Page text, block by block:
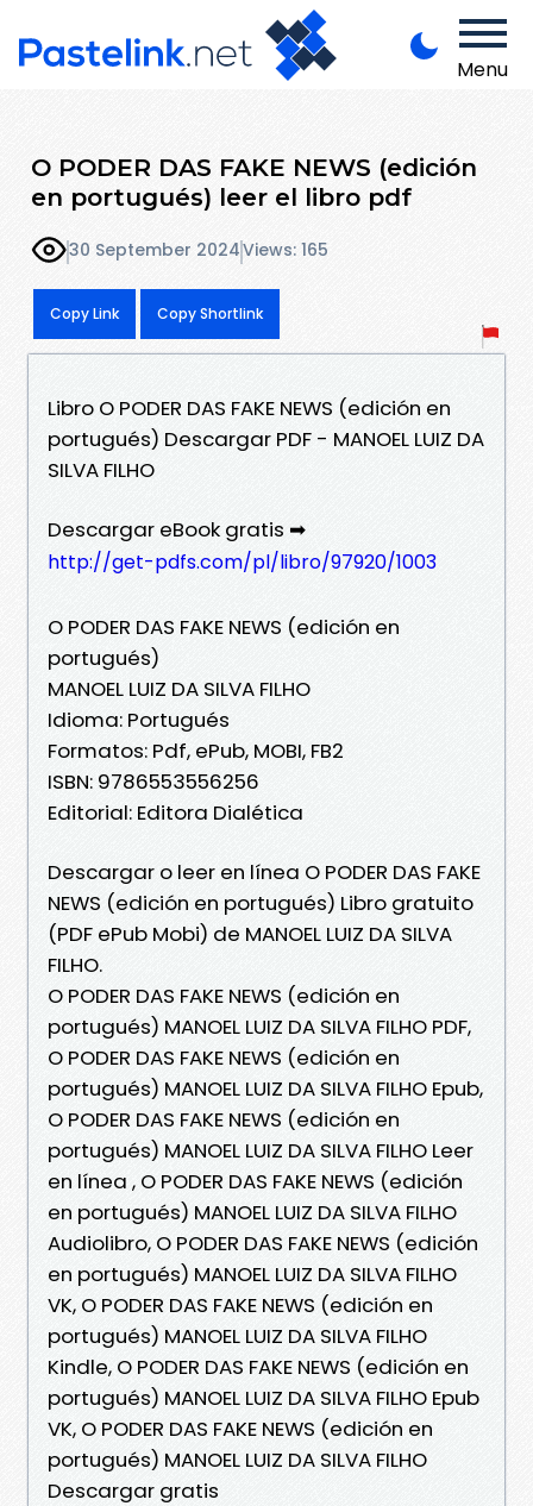
Menu
O PODER DAS FAKE NEWS (edición
en portugués) leer el libro pdf
30 September 2024Views: 165
Copy Link Copy Shortlink
Libro O PODER DAS FAKE NEWS (edición en
portugués) Descargar PDF - MANOEL LUIZ DA
SILVA FILHO
Descargar eBook gratis ➡
http://get-pdfs.com/pl/libro/97920/1003
O PODER DAS FAKE NEWS (edición en
portugués)
MANOEL LUIZ DA SILVA FILHO
Idioma: Portugués
Formatos: Pdf, ePub, MOBI, FB2
ISBN: 9786553556256
Editorial: Editora Dialética
Descargar o leer en línea O PODER DAS FAKE
NEWS (edición en portugués) Libro gratuito
(PDF ePub Mobi) de MANOEL LUIZ DA SILVA
FILHO.
O PODER DAS FAKE NEWS (edición en
portugués) MANOEL LUIZ DA SILVA FILHO PDF,
O PODER DAS FAKE NEWS (edición en
portugués) MANOEL LUIZ DA SILVA FILHO Epub,
O PODER DAS FAKE NEWS (edición en
portugués) MANOEL LUIZ DA SILVA FILHO Leer
en línea , O PODER DAS FAKE NEWS (edición
en portugués) MANOEL LUIZ DA SILVA FILHO
Audiolibro, O PODER DAS FAKE NEWS (edición
en portugués) MANOEL LUIZ DA SILVA FILHO
VK, O PODER DAS FAKE NEWS (edición en
portugués) MANOEL LUIZ DA SILVA FILHO
Kindle, O PODER DAS FAKE NEWS (edición en
portugués) MANOEL LUIZ DA SILVA FILHO Epub
VK, O PODER DAS FAKE NEWS (edición en
portugués) MANOEL LUIZ DA SILVA FILHO
Descargar gratis